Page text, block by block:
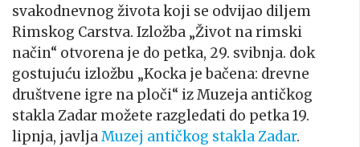
svakodnevnog života koji se odvijao diljem
Rimskog Carstva. Izložba „Život na rimski
način“ otvorena je do petka, 29. svibnja. dok
gostujuću izložbu „Kocka je bačena: drevne
društvene igre na ploči“ iz Muzeja antičkog
stakla Zadar možete razgledati do petka 19.
lipnja, javljaMuzej antičkog stakla Zadar.